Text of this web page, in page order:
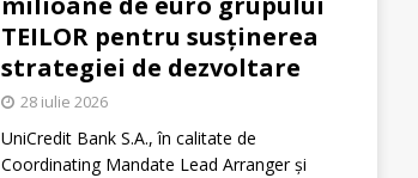
TEILOR pentru susținerea
strategiei de dezvoltare
28 iulie 2026
UniCredit Bank S.A., în calitate de
Coordinating Mandate Lead Arranger și